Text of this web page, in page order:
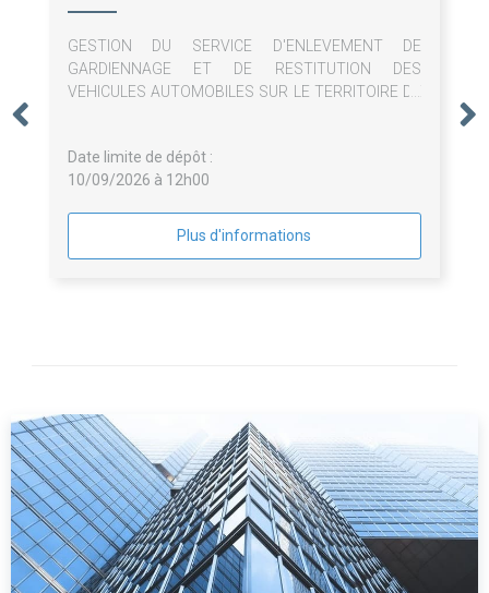
GESTION DU SERVICE D'ENLEVEMENT DE
GARDIENNAGE ET DE RESTITUTION DES
VEHICULES AUTOMOBILES SUR LE TERRITOIRE DE
Date limite de dépôt :
10/09/2026 à 12h00
Plus d'informations